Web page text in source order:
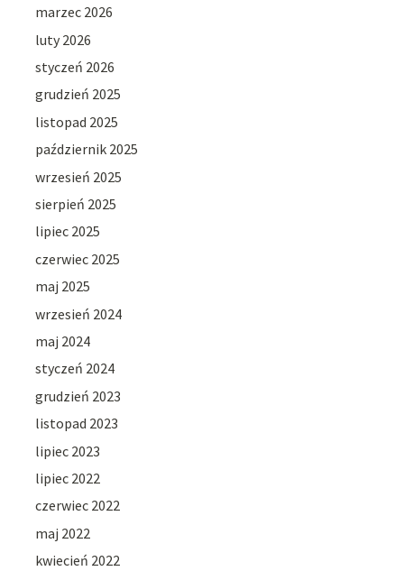
marzec 2026
luty 2026
styczeń 2026
grudzień 2025
listopad 2025
październik 2025
wrzesień 2025
sierpień 2025
lipiec 2025
czerwiec 2025
maj 2025
wrzesień 2024
maj 2024
styczeń 2024
grudzień 2023
listopad 2023
lipiec 2023
lipiec 2022
czerwiec 2022
maj 2022
kwiecień 2022